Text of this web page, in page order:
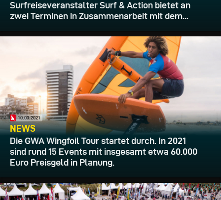
Surfreiseveranstalter Surf & Action bietet an
zwei Terminen in Zusammenarbeit mit dem...
10.03.2021
NEWS
Die GWA Wingfoil Tour startet durch. In 2021
sind rund 15 Events mit insgesamt etwa 60.000
Euro Preisgeld in Planung.